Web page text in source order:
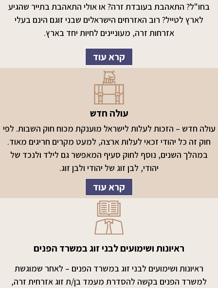
בחו"ל? התאהבת בעובדת זרה? או אולי התאהבת בתייר שהגיע
לארץ לטייל? רוב האזרחים הישראלים שבני זוגם הינם בעלי
אזרחות זרה, מעוניינים לחיות יחד בארץ.
קרא עוד
עולה חדש
עולה חדש – הזכות לעלות לישראל מוענקת מכוח חוק השבות. לפי
חוק זה כל יהודי זכאי לעלות ארצה, למעט מקרים חריגים מאוד.
במהלך השנים, נוסף לחוק סעיף המאפשר גם לילד ולנכד של
יהודי, לבן זוג של יהודי ולבן זוג.
קרא עוד
ראיונות ושימועים לבני זוג במשרד הפנים
ראיונות ושימועים לבני זוג במשרד הפנים – לאחר שמוגשת
למשרד הפנים בקשה להסדרת מעמד בן/ת זוג אזרחית זרה,